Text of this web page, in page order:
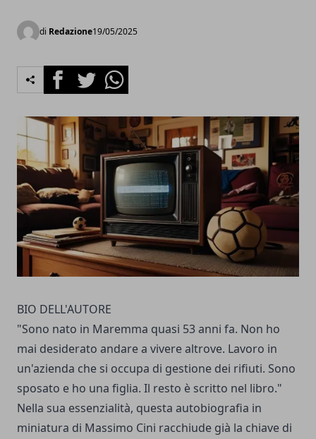
di Redazione19/05/2025
FacebookTwitterWhatsapp
BIO DELL'AUTORE
"Sono nato in Maremma quasi 53 anni fa. Non ho
mai desiderato andare a vivere altrove. Lavoro in
un'azienda che si occupa di gestione dei rifiuti. Sono
sposato e ho una figlia. Il resto è scritto nel libro."
Nella sua essenzialità, questa autobiografia in
miniatura di Massimo Cini racchiude già la chiave di